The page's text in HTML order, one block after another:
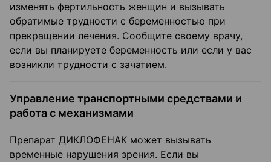
изменять фертильность женщин и вызывать
обратимые трудности с беременностью при
прекращении лечения. Сообщите своему врачу,
если вы планируете беременность или если у вас
возникли трудности с зачатием.
Управление транспортными средствами и
работа с механизмами
Препарат ДИКЛОФЕНАК может вызывать
временные нарушения зрения. Если вы